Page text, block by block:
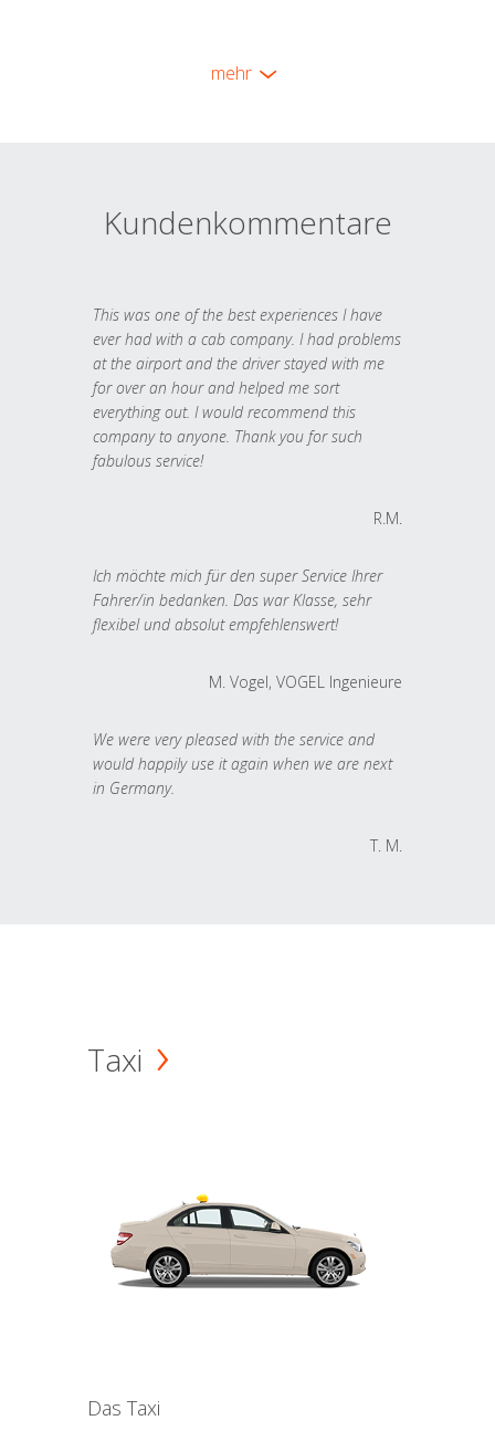
mehr
Kundenkommentare
This was one of the best experiences I have
ever had with a cab company. I had problems
at the airport and the driver stayed with me
for over an hour and helped me sort
everything out. I would recommend this
company to anyone. Thank you for such
fabulous service!
R.M.
Ich möchte mich für den super Service Ihrer
Fahrer/in bedanken. Das war Klasse, sehr
flexibel und absolut empfehlenswert!
M. Vogel, VOGEL Ingenieure
We were very pleased with the service and
would happily use it again when we are next
in Germany.
T. M.
Taxi
Das Taxi